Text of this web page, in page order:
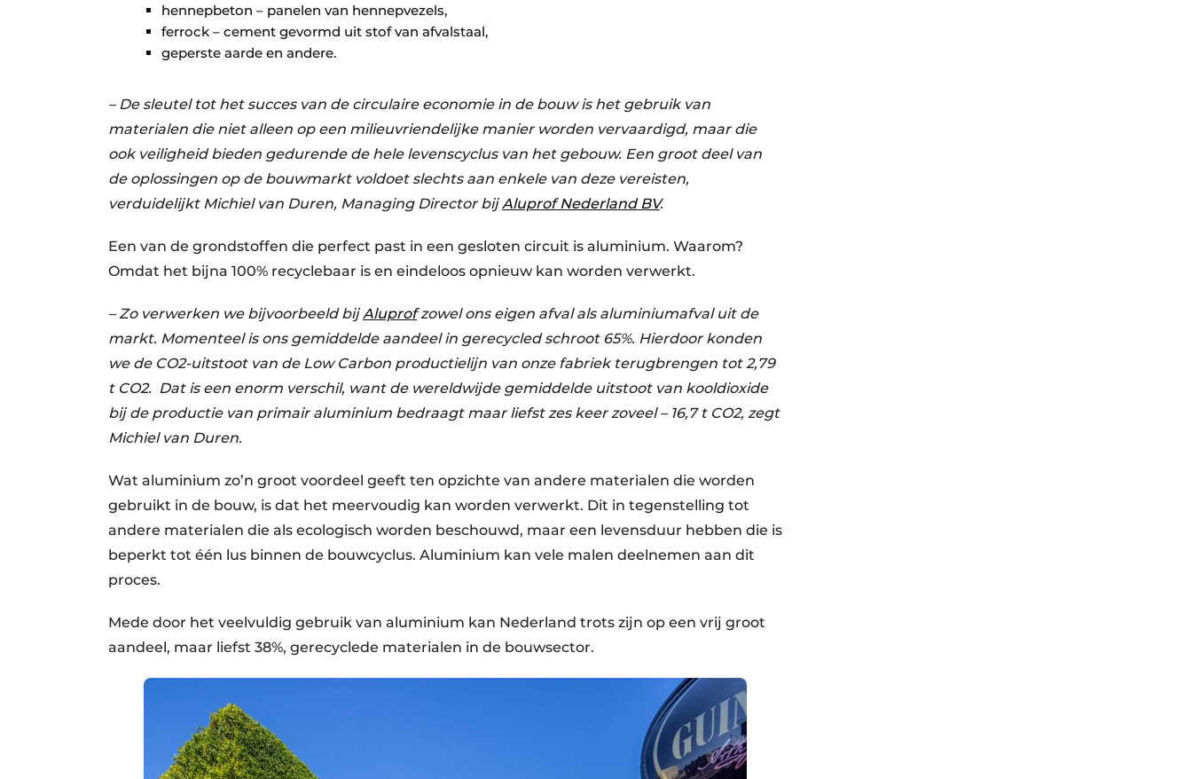
hennepbeton – panelen van hennepvezels,
ferrock – cement gevormd uit stof van afvalstaal,
geperste aarde en andere.
– De sleutel tot het succes van de circulaire economie in de bouw is het gebruik van
materialen die niet alleen op een milieuvriendelijke manier worden vervaardigd, maar die
ook veiligheid bieden gedurende de hele levenscyclus van het gebouw. Een groot deel van
de oplossingen op de bouwmarkt voldoet slechts aan enkele van deze vereisten,
verduidelijkt Michiel van Duren, Managing Director bijAluprof Nederland BV.
Een van de grondstoffen die perfect past in een gesloten circuit is aluminium. Waarom?
Omdat het bijna 100% recyclebaar is en eindeloos opnieuw kan worden verwerkt.
– Zo verwerken we bijvoorbeeld bijAluprofzowel ons eigen afval als aluminiumafval uit de
markt. Momenteel is ons gemiddelde aandeel in gerecycled schroot 65%. Hierdoor konden
we de CO2-uitstoot van de Low Carbon productielijn van onze fabriek terugbrengen tot 2,79
t CO2. Dat is een enorm verschil, want de wereldwijde gemiddelde uitstoot van kooldioxide
bij de productie van primair aluminium bedraagt maar liefst zes keer zoveel – 16,7 t CO2, zegt
Michiel van Duren.
Wat aluminium zo’n groot voordeel geeft ten opzichte van andere materialen die worden
gebruikt in de bouw, is dat het meervoudig kan worden verwerkt. Dit in tegenstelling tot
andere materialen die als ecologisch worden beschouwd, maar een levensduur hebben die is
beperkt tot één lus binnen de bouwcyclus. Aluminium kan vele malen deelnemen aan dit
proces.
Mede door het veelvuldig gebruik van aluminium kan Nederland trots zijn op een vrij groot
aandeel, maar liefst 38%, gerecyclede materialen in de bouwsector.